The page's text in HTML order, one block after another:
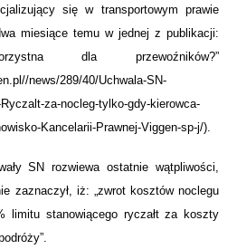
się w transportowym prawie
miesiące temu w jednej z publikacji:
dla przewoźników?”
news/289/40/Uchwala-SN-
za-nocleg-tylko-gdy-kierowca-
Kancelarii-Prawnej-Viggen-sp-j/).
SN rozwiewa ostatnie wątpliwości,
zaznaczył, iż: „zwrot kosztów noclegu
limitu stanowiącego ryczałt za koszty